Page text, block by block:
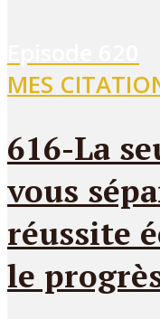
MES
616-La
vous
réussite
le